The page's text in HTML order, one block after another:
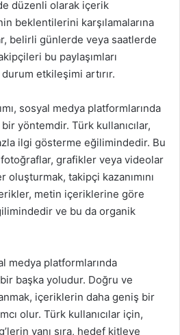
düzenli olarak içerik
beklentilerini karşılamalarına
belirli günlerde veya saatlerde
bu paylaşımları
etkileşimi artırır.
sosyal medya platformlarında
yöntemdir. Türk kullanıcılar,
ilgi gösterme eğilimindedir. Bu
grafikler veya videolar
takipçi kazanımını
metin içeriklerine göre
ve bu da organik
medya platformlarında
başka yoludur. Doğru ve
içeriklerin daha geniş bir
olur. Türk kullanıcılar için,
yanı sıra, hedef kitleye